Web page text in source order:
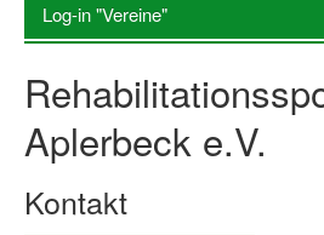
Wege zur Kooperation
Villa Froschloch
Log-in "Vereine"
Log-in "Vereine"
Aplerbeck e.V.
Kontakt